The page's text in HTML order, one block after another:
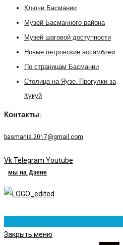
Ключи Басмании
Музей Басманного района
Музей шаговой доступности
Новые петровские ассамблеи
По страницам Басмании
Столица на Яузе. Прогулки за
Кукуй
Контакты:
basmania.2017@gmail.com
VkTelegram Youtube
мы на Дзене
Закрыть меню